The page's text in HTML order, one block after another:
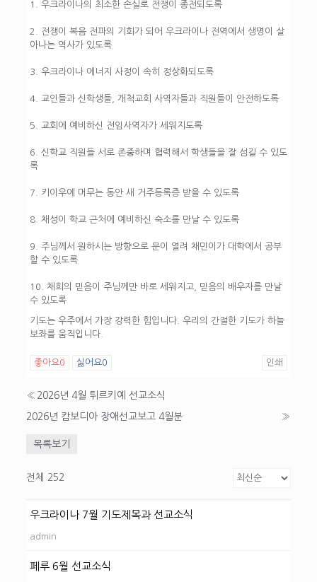
1. 우크라이나의 최소한 손실로 전쟁이 종전되도록
2. 전쟁이 복음 전파의 기회가 되어 우크라이나 전역에서 생명이 살
아나는 역사가 있도록
3. 우크라이나 에너지 사정이 속히 정상화되도록
4. 교인들과 신학생들, 개척교회 사역자들과 직원들이 안전하도록
5. 교회에 예비하신 전임사역자가 세워지도록
6. 신학교 직원들 서로 존중하며 협력해서 학생들을 잘 섬길 수 있도
록
7. 키이우에 머무는 동안 새 거주등록증 받을 수 있도록
8. 채성이 학교 근처에 예비하신 숙소를 만날 수 있도록
9. 주님께서 원하시는 방향으로 문이 열려 채민이가 대학에서 공부
할 수 있도록
10. 채희의 믿음이 주님께만 바로 세워지고, 믿음의 배우자를 만날
수 있도록
기도는 우주에서 가장 강력한 힘입니다. 우리의 간절한 기도가 하늘
보좌를 움직입니다.
좋아요0 싫어요0 인쇄
« 2026년 4월 튀르키예 선교소식
2026년 캄보디아 장애선교보고 4월분 »
목록보기
전체 252
우크라이나 7월 기도제목과 선교소식
admin
페루 6월 선교소식